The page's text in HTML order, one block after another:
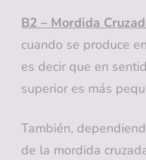
B2 – Mordida
cuando se produce
es decir que en
superior es más
También,
de la mordida